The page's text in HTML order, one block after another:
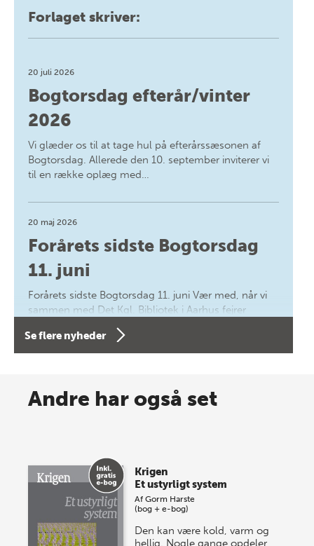
Forlaget skriver:
20 juli 2026
Bogtorsdag efterår/vinter
2026
Vi glæder os til at tage hul på efterårssæsonen af
Bogtorsdag. Allerede den 10. september inviterer vi
til en række oplæg med…
20 maj 2026
Forårets sidste Bogtorsdag
11. juni
Forårets sidste Bogtorsdag 11. juni Vær med, når vi
sammen med Det Kgl. Bibliotek i Aarhus fejrer
forfatterne bag vores nyes…
Spar op til 70% til sommer-
store sommer-lagersalg, så sæt kryds i kalenderen
onsdag den 10. j…
Se flere nyheder
Andre har også set
Krigen
Et ustyrligt system
AfGorm Harste
(bog + e-bog)
Den kan være kold, varm og
hellig. Nogle gange opdeler